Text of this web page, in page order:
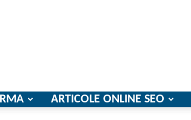
ARTICOLE ONLINE SEO